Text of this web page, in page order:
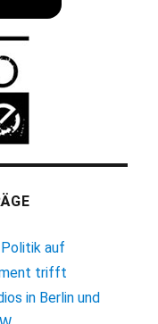
Politik auf
trifft
in Berlin und